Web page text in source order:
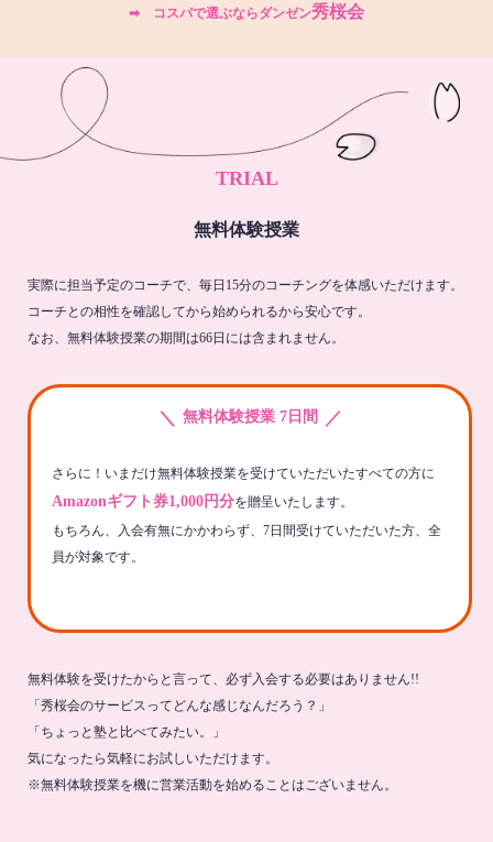
➡︎ コスパで選ぶならダンゼン秀桜会
TRIAL
無料体験授業
実際に担当予定のコーチで、毎日15分のコーチングを体感いただけます。
コーチとの相性を確認してから始められるから安心です。
なお、無料体験授業の期間は66日には含まれません。
＼ 無料体験授業 7日間 ／
さらに！いまだけ無料体験授業を受けていただいたすべての方に
Amazonギフト券1,000円分を贈呈いたします。
もちろん、入会有無にかかわらず、7日間受けていただいた方、全
員が対象です。
無料体験を受けたからと言って、必ず入会する必要はありません!!
「秀桜会のサービスってどんな感じなんだろう？」
「ちょっと塾と比べてみたい。」
気になったら気軽にお試しいただけます。
※無料体験授業を機に営業活動を始めることはございません。